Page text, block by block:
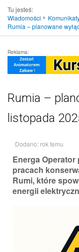
Tu jesteś:
Wiadomości
Rumia – planowane
Reklama:
Rumia –
listopada
Dodano: rok temu
Energa
pracach
Rumi, które
energii